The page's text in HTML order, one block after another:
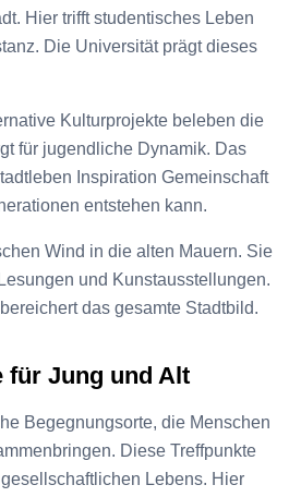
Hier trifft studentisches Leben
Die Universität prägt dieses
Kulturprojekte beleben die
für jugendliche Dynamik. Das
Inspiration Gemeinschaft
entstehen kann.
Wind in die alten Mauern. Sie
und Kunstausstellungen.
das gesamte Stadtbild.
für Jung und Alt
Begegnungsorte, die Menschen
Diese Treffpunkte
Lebens. Hier